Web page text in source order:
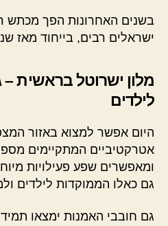
בשנים האחרונות הפך מכתש
ישראלים רבים, בייחוד מאז
מלון ישרוטל בראשית –
לילדים
היום אפשר למצוא באזור
אטרקטיביים המתקיימים
ומאפשרים שפע פעילויות
גם כאלו הממוקדות לילדים
גם חובבי האמנות ימצאו